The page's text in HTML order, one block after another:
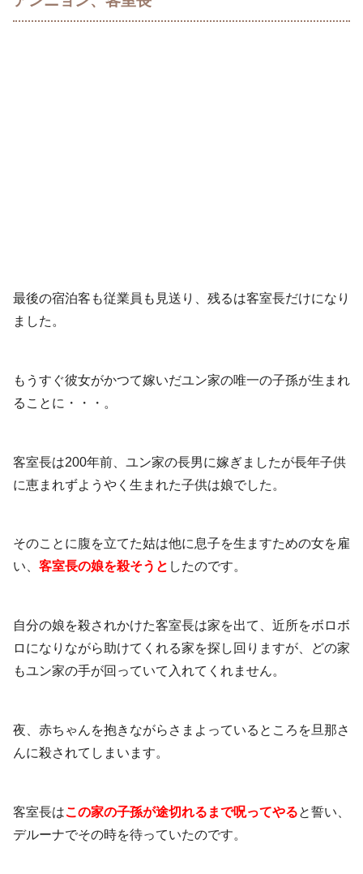
最後の宿泊客も従業員も見送り、残るは客室長だけになり
ました。
もうすぐ彼女がかつて嫁いだユン家の唯一の子孫が生まれ
ることに・・・。
客室長は200年前、ユン家の長男に嫁ぎましたが長年子供
に恵まれずようやく生まれた子供は娘でした。
そのことに腹を立てた姑は他に息子を生ますための女を雇
い、 客室長の娘を殺そうと したのです。
自分の娘を殺されかけた客室長は家を出て、近所をボロボ
ロになりながら助けてくれる家を探し回りますが、どの家
もユン家の手が回っていて入れてくれません。
夜、赤ちゃんを抱きながらさまよっているところを旦那さ
んに殺されてしまいます。
客室長はこの家の子孫が途切れるまで呪ってやると誓い、
デルーナでその時を待っていたのです。